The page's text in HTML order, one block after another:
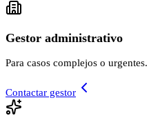
Gestor administrativo
Para casos complejos o urgentes.
Contactar gestor